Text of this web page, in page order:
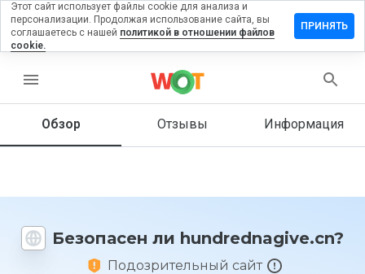
menu
Обзор Отзывы Информация
Безопасен ли hundrednagive.cn?
Подозрительный сайт
отзыв
Как бы
этот
1 до 5?
Этот сайт использует файлы cookie для анализа и
персонализации. Продолжая использование сайта, вы
соглашаетесь с нашей политикой в отношении файлов
cookie.
ПРИНЯТЬ